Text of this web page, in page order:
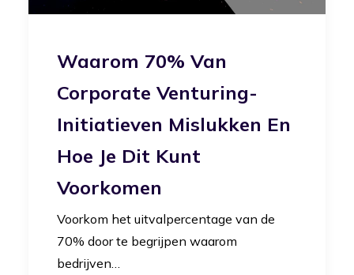
Waarom 70% Van
Corporate Venturing-
Initiatieven Mislukken En
Hoe Je Dit Kunt
Voorkomen
Voorkom het uitvalpercentage van de
70% door te begrijpen waarom
bedrijven…